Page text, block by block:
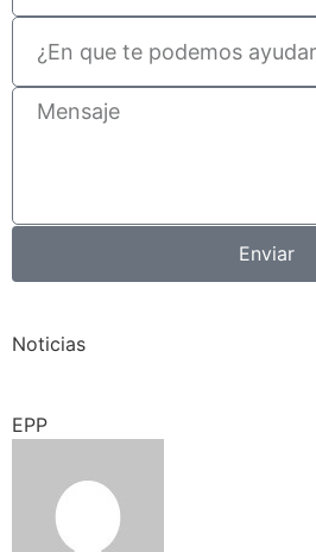
Enviar
Noticias
EPP